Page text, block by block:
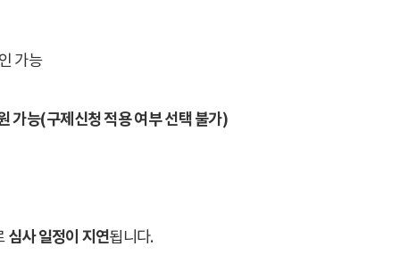
가능
가능(구제신청 적용 여부 선택 불가)
심사 일정이 지연됩니다.